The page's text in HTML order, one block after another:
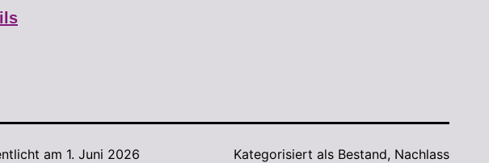
am 1. Juni 2026
Kategorisiert als Bestand, Nachlass